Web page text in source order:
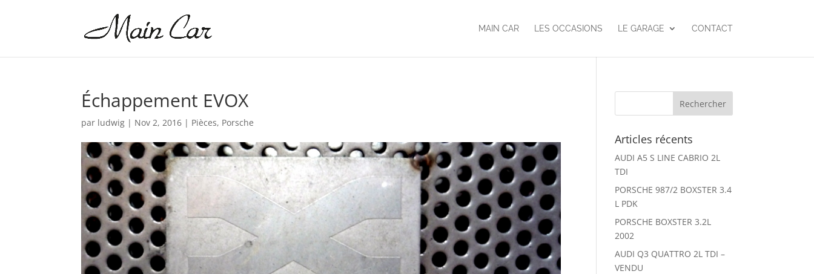
MAIN CAR LES OCCASIONS LE GARAGE CONTACT
Échappement EVOX
par ludwig | Nov 2, 2016 | Pièces, Porsche
Articles récents
AUDI A5 S LINE CABRIO 2L
TDI
PORSCHE 987/2 BOXSTER 3.4
L PDK
PORSCHE BOXSTER 3.2L
2002
AUDI Q3 QUATTRO 2L TDI –
VENDU